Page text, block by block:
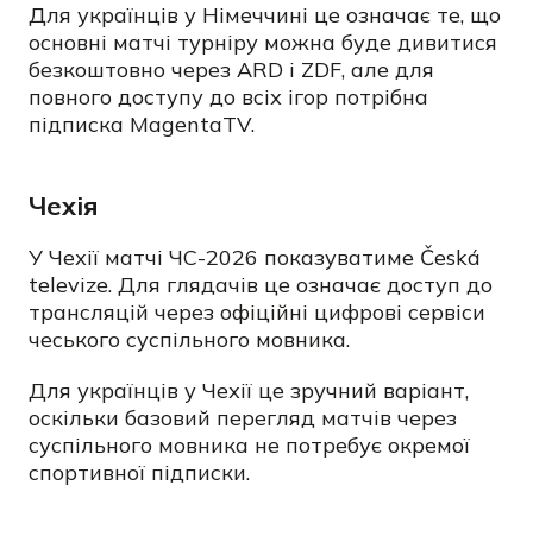
Для українців у Німеччині це означає те, що
основні матчі турніру можна буде дивитися
безкоштовно через ARD і ZDF, але для
повного доступу до всіх ігор потрібна
підписка MagentaTV.
Чехія
У Чехії матчі ЧС-2026 показуватиме Česká
televize. Для глядачів це означає доступ до
трансляцій через офіційні цифрові сервіси
чеського суспільного мовника.
Для українців у Чехії це зручний варіант,
оскільки базовий перегляд матчів через
суспільного мовника не потребує окремої
спортивної підписки.